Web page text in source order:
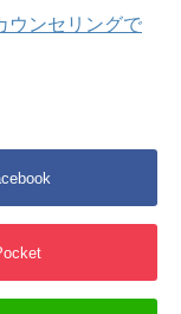
ウンセリングで